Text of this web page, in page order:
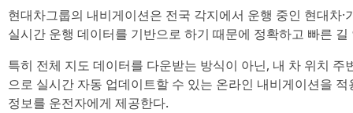
현대차그룹의 내비게이션은 전국 각지에서 운행 중인 현대차·
실시간 운행 데이터를 기반으로 하기 때문에 정확하고 빠른
특히 전체 지도 데이터를 다운받는 방식이 아닌, 내 차 위치
으로 실시간 자동 업데이트할 수 있는 온라인 내비게이션을
정보를 운전자에게 제공한다.